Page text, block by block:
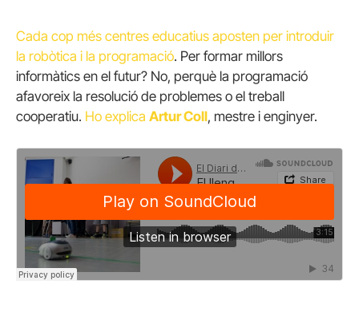
Cada cop més centres educatius aposten per introduir
la robòtica i la programació. Per formar millors
informàtics en el futur? No, perquè la programació
afavoreix la resolució de problemes o el treball
cooperatiu. Ho explica Artur Coll, mestre i enginyer.